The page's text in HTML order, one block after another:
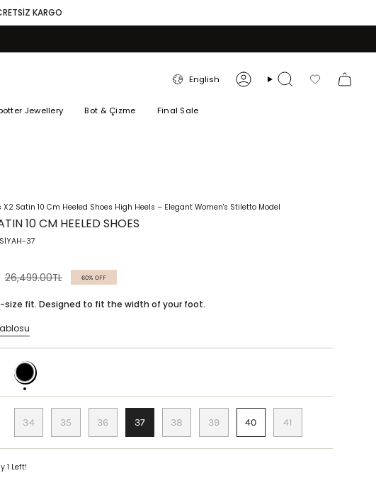
KARGO
LANGUAGE
English AccountSearch Favorilerim
Jewellery Bot & Çizme Final Sale
X2 Satin 10 Cm Heeled Shoes High Heels – Elegant Women's Stiletto Model
10 CM HEELED SHOES
37
Regular
26,499.00TL 60% OFF
fit. Designed to fit the width of your foot.
BLACK
34 35 36 37 38 39 40 41
1 Left!